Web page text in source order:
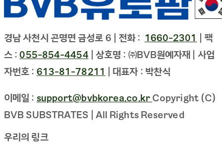
경남 사천시 곤명면 금성로 6 | 전화 : 1660-2301
팩
스 : 055-854-4454 상호명 : ㈜BVB원예자재
사업
자번호 : 613-81-78211 | 대표자 : 박찬식
이메일 : support@bvbkorea.co.kr Copyright (C)
BVB SUBSTRATES | All Rights Reserved
우리의 링크